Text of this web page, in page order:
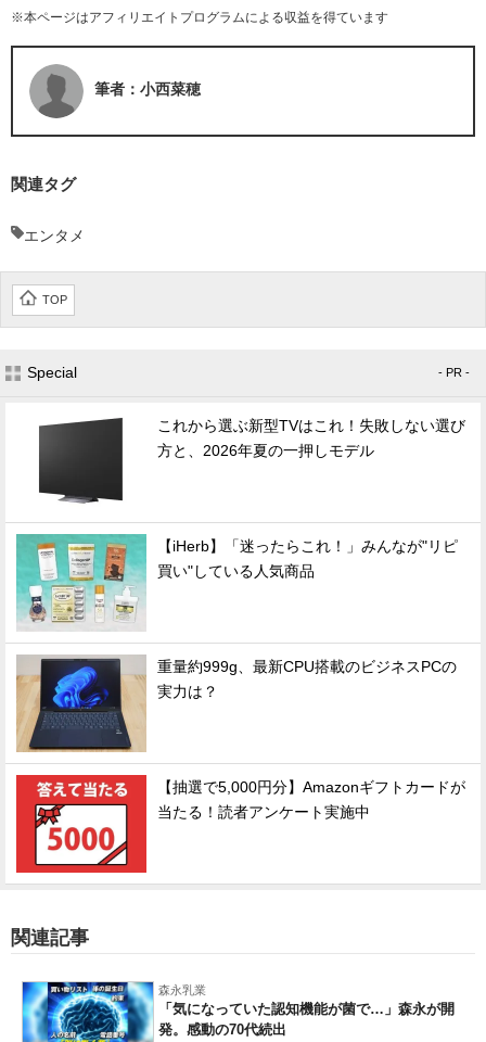
※本ページはアフィリエイトプログラムによる収益を得ています
筆者：小西菜穂
関連タグ
エンタメ
TOP
Special - PR -
これから選ぶ新型TVはこれ！失敗しない選び
方と、2026年夏の一押しモデル
【iHerb】「迷ったらこれ！」みんなが"リピ
買い"している人気商品
重量約999g、最新CPU搭載のビジネスPCの
実力は？
【抽選で5,000円分】Amazonギフトカードが
当たる！読者アンケート実施中
関連記事
森永乳業
「気になっていた認知機能が菌で…」森永が開
発。感動の70代続出